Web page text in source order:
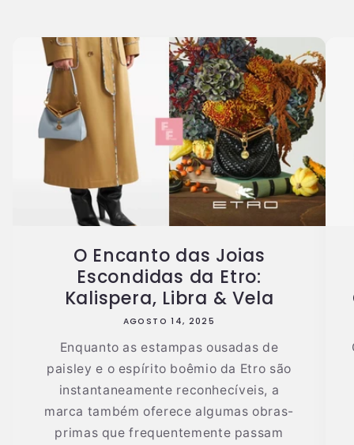
O Encanto das Joias
Escondidas da Etro:
Kalispera, Libra & Vela
AGOSTO 14, 2025
Enquanto as estampas ousadas de
paisley e o espírito boêmio da Etro são
instantaneamente reconhecíveis, a
marca também oferece algumas obras-
primas que frequentemente passam